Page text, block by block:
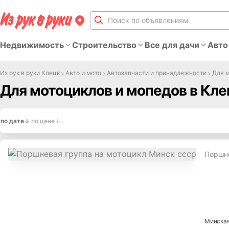
Недвижимость Строительство Все для дачи
Из рук в руки Клецк Авто и мото Автозапчасти и принадлежности Для
Для мотоциклов и мопедов в
по дате по цене